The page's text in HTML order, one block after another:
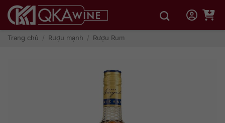
qua
dungTrang chủ / Rượu mạnh / Rượu Rum